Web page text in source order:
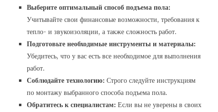
Выберите оптимальный способ подъема пола:
Учитывайте свои финансовые возможности, требования к
тепло- и звукоизоляции, а также сложность работ.
Подготовьте необходимые инструменты и материалы:
Убедитесь, что у вас есть все необходимое для выполнения
работ.
Соблюдайте технологию: Строго следуйте инструкциям
по монтажу выбранного способа подъема пола.
Обратитесь к специалистам: Если вы не уверены в своих